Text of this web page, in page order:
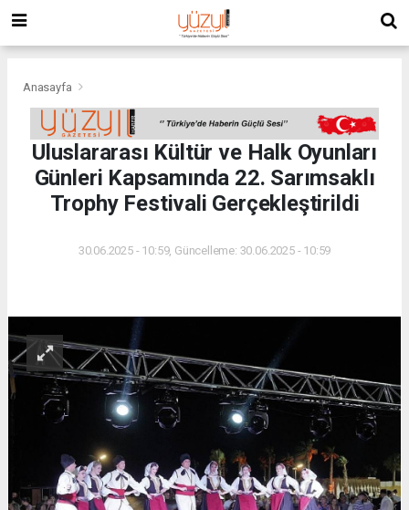
Anasayfa
Uluslararası Kültür ve Halk Oyunları
Günleri Kapsamında 22. Sarımsaklı
Trophy Festivali Gerçekleştirildi
30.06.2025 - 10:59, Güncelleme: 30.06.2025 - 10:59